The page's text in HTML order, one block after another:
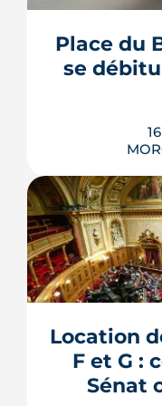
l'accord du
livraison, ces
s'encadrent
Place du
se
L'esplanade
Malville,
travaux
plantée,
Lallement,
Location
F et G :
Sénat